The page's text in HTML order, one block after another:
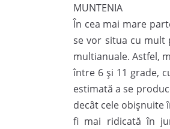
MUNTENIA
În cea mai mare
se vor situa cu mult
multianuale. Astfel,
între 6 și 11 grade,
estimată a se
decât cele obișnuite
fi mai ridicată în